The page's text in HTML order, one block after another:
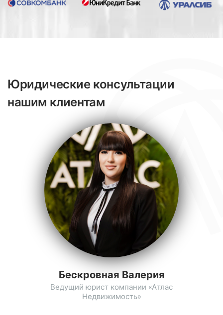
Юридические консультации
нашим клиентам
Бескровная Валерия
Ведущий юрист компании «Атлас
Недвижимость»